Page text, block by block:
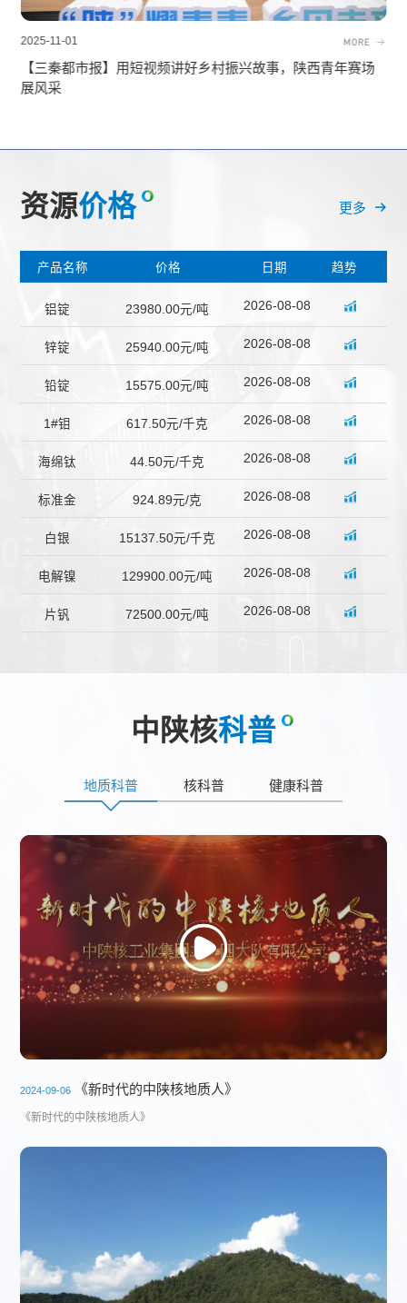
2025-11-01 MORE
【前方】2025陕西省乡村振兴青年短视频大赛圆满落幕
资源价格 更多
产品名称 价格 日期 趋势
铝锭 23980.00元/吨 2026-08-08
锌锭 25940.00元/吨 2026-08-08
铅锭 15575.00元/吨 2026-08-08
1#钼 617.50元/千克 2026-08-08
海绵钛 44.50元/千克 2026-08-08
标准金 924.89元/克 2026-08-08
白银 15137.50元/千克 2026-08-08
电解镍 129900.00元/吨 2026-08-08
片钒 72500.00元/吨 2026-08-08
中陕核科普
地质科普 核科普 健康科普
2024-09-06 《新时代的中陕核地质人》
《新时代的中陕核地质人》